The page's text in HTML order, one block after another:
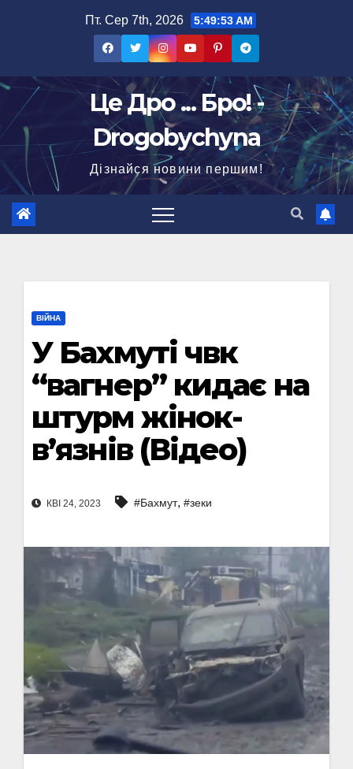
Пт. Сер 7th, 2026 5:49:54 AM
Це Дро ... Бро! -
Drogobychyna
Дізнайся новини першим!
ВІЙНА
У Бахмуті чвк
“вагнер” кидає на
штурм жінок-
в’язнів (Відео)
КВІ 24, 2023 #Бахмут, #зеки